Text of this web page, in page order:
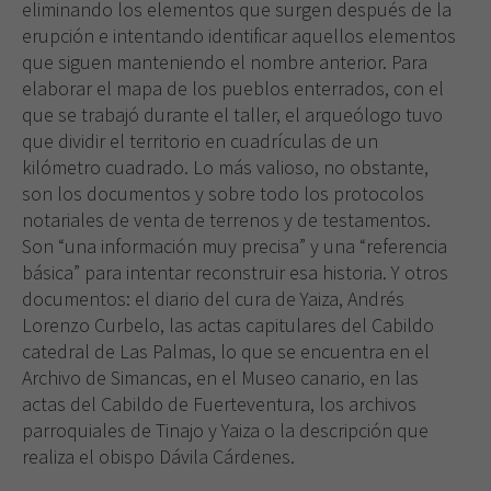
eliminando los elementos que surgen después de la
erupción e intentando identificar aquellos elementos
que siguen manteniendo el nombre anterior. Para
elaborar el mapa de los pueblos enterrados, con el
que se trabajó durante el taller, el arqueólogo tuvo
que dividir el territorio en cuadrículas de un
kilómetro cuadrado. Lo más valioso, no obstante,
son los documentos y sobre todo los protocolos
notariales de venta de terrenos y de testamentos.
Son “una información muy precisa” y una “referencia
básica” para intentar reconstruir esa historia. Y otros
documentos: el diario del cura de Yaiza, Andrés
Lorenzo Curbelo, las actas capitulares del Cabildo
catedral de Las Palmas, lo que se encuentra en el
Archivo de Simancas, en el Museo canario, en las
actas del Cabildo de Fuerteventura, los archivos
parroquiales de Tinajo y Yaiza o la descripción que
realiza el obispo Dávila Cárdenes.